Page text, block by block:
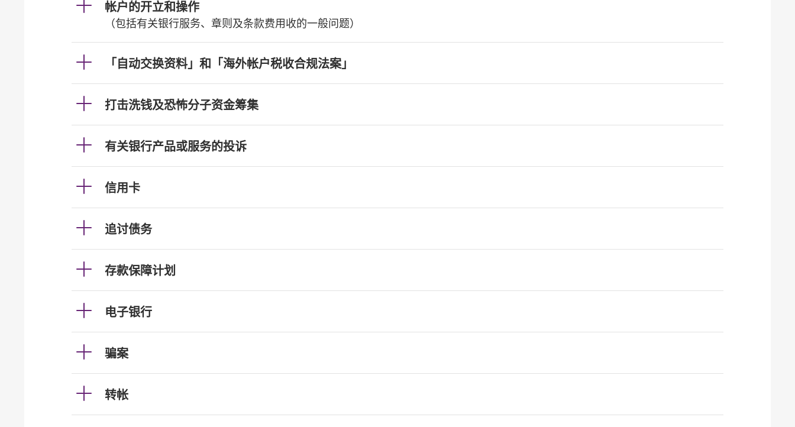
帐户的开立和操作
（包括有关银行服务、章则及条款费用收的一般问题）
「自动交换资料」和「海外帐户税收合规法案」
打击洗钱及恐怖分子资金筹集
有关银行产品或服务的投诉
信用卡
追讨债务
存款保障计划
电子银行
骗案
转帐